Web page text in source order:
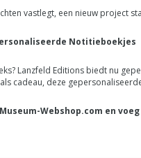
vastlegt, een nieuw project
Notitieboekjes
Lanzfeld Editions biedt nu
cadeau, deze
Webshop.com en